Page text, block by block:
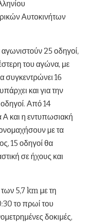
Αυτοκινήτων
25 οδηγοί,
του αγώνα, με
συγκεντρώνει 16
και για την
Από 14
και η εντυπωσιακή
με τα
15 οδηγοί θα
σε ήχους και
5,7 km με τη
το πρωί του
δοκιμές,